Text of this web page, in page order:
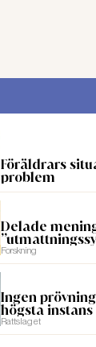
Föräldrars
problem
Delade
Forskning
Ingen
högsta instans
Rattslaget